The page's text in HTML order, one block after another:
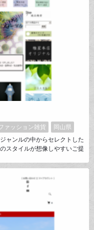
ァッション雑貨
岡山県
ャンルの中からセレクトした
スタイルが想像しやすいご提